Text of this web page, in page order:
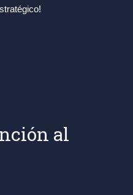
al